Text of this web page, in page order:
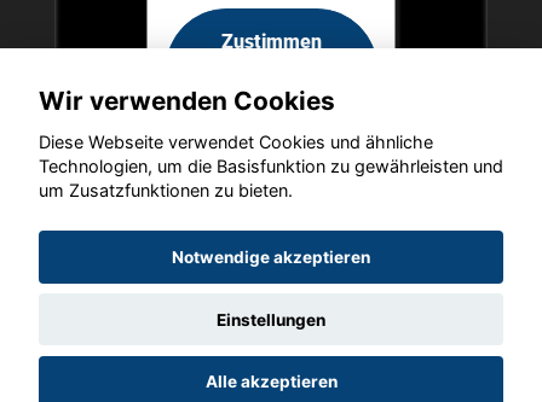
Zustimmen
aktivieren
Copyright © 2026. Autohaus Picker
Datenschutz Impressum AGB
Wir verwenden Cookies
Diese Webseite verwendet Cookies und ähnliche
Technologien, um die Basisfunktion zu gewährleisten und
um Zusatzfunktionen zu bieten.
Notwendige akzeptieren
Einstellungen
Alle akzeptieren